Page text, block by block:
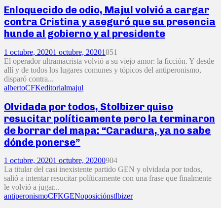
Enloquecido de odio, Majul volvió a cargar
contra Cristina y aseguró que su presencia
hunde al gobierno y al presidente
1 octubre, 20201 octubre, 20201851
El operador ultramacrista volvió a su viejo amor: la ficción. Y desde
allí y de todos los lugares comunes y tópicos del antiperonismo,
disparó contra...
albertoCFKeditorialmajul
Olvidada por todos, Stolbizer quiso
resucitar políticamente pero la terminaron
de borrar del mapa: “Caradura, ya no sabe
dónde ponerse”
1 octubre, 20201 octubre, 20200904
La titular del casi inexistente partido GEN y olvidada por todos,
salió a intentar resucitar políticamente con una frase que finalmente
le volvió a jugar...
antiperonismoCFKGENoposiciónstlbizer